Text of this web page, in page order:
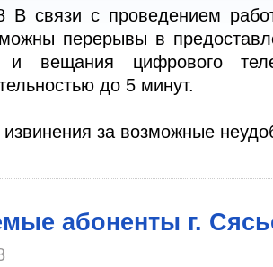
В связи с проведением
перерывы в
и вещания цифрового
до 5 минут.
за возможные
абоненты г.